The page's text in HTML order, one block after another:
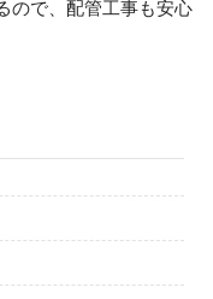
ので、配管工事も安心